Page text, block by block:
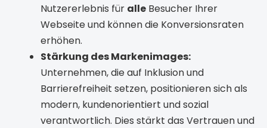
Nutzererlebnis für alle Besucher Ihrer
Webseite und können die Konversionsraten
erhöhen.
Stärkung des Markenimages:
Unternehmen, die auf Inklusion und
Barrierefreiheit setzen, positionieren sich als
modern, kundenorientiert und sozial
verantwortlich. Dies stärkt das Vertrauen und